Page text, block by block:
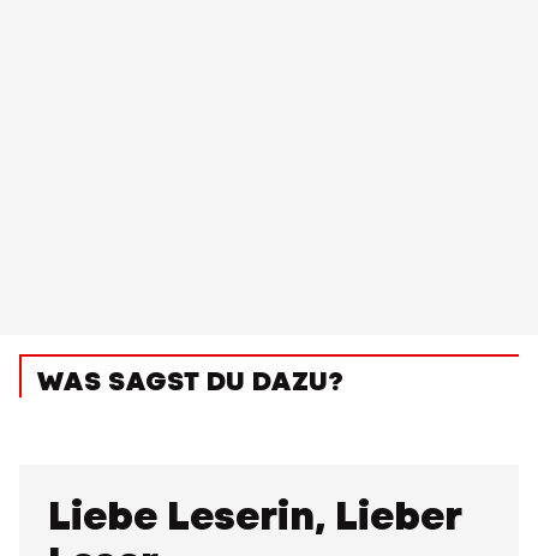
WAS SAGST DU DAZU?
Liebe Leserin, Lieber